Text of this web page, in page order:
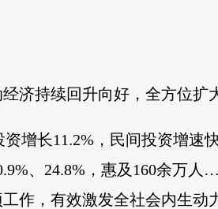
济持续回升向好，全方位扩
增长11.2%，民间投资增
、24.8%，惠及160余万
作，有效激发全社会内生动